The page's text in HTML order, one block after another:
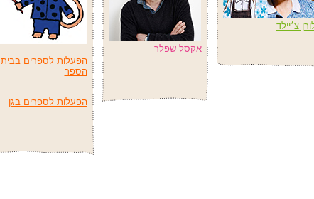
צ׳יילד
אקסל שפלר
הפעלות לספרים בבית
הספר
הפעלות לספרים בגן